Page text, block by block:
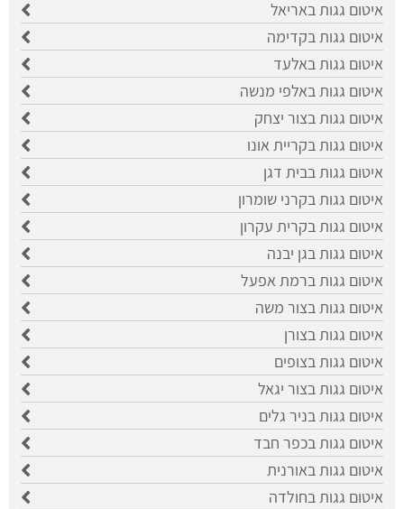
איטום גגות באריאל
איטום גגות בקדימה
איטום גגות באלעד
איטום גגות באלפי מנשה
איטום גגות בצור יצחק
איטום גגות בקריית אונו
איטום גגות בבית דגן
איטום גגות בקרני שומרון
איטום גגות בקרית עקרון
איטום גגות בגן יבנה
איטום גגות ברמת אפעל
איטום גגות בצור משה
איטום גגות בצורן
איטום גגות בצופים
איטום גגות בצור יגאל
איטום גגות בניר גלים
איטום גגות בכפר חבד
איטום גגות באורנית
איטום גגות בחולדה